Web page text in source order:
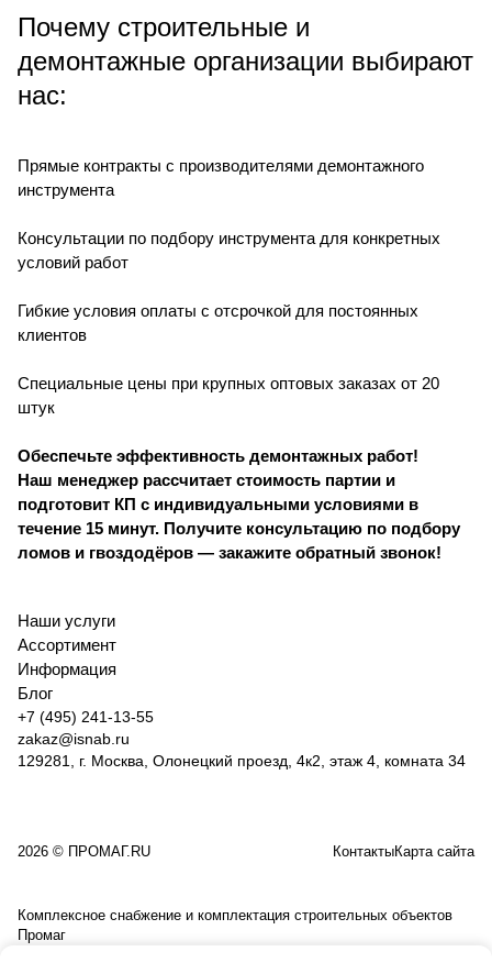
Почему строительные и
демонтажные организации выбирают
нас:
Прямые контракты с производителями демонтажного
инструмента
Консультации по подбору инструмента для конкретных
условий работ
Гибкие условия оплаты с отсрочкой для постоянных
клиентов
Специальные цены при крупных оптовых заказах от 20
штук
Обеспечьте эффективность демонтажных работ!
Наш менеджер рассчитает стоимость партии и
подготовит КП с индивидуальными условиями в
течение 15 минут. Получите консультацию по подбору
ломов и гвоздодёров — закажите обратный звонок!
Наши услуги
Ассортимент
Информация
Блог
+7 (495) 241-13-55
zakaz@isnab.ru
129281, г. Москва, Олонецкий проезд, 4к2, этаж 4, комната 34
2026 © ПРОМАГ.RU КонтактыКарта сайта
Комплексное снабжение и комплектация строительных объектов
Промаг